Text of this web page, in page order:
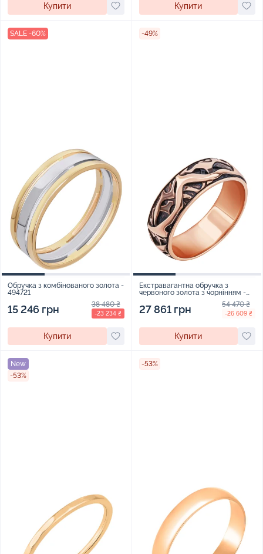
Купити Купити
SALE -60%
Обручка з комбінованого золота -
494721
15 246 грн 38 480 ₴
-23 234 ₴
Купити
-49%
Екстравагантна обручка з
червоного золота з чорнінням -
27 861 грн 54 470 ₴
-26 609 ₴
Купити
New
-53%
-53%